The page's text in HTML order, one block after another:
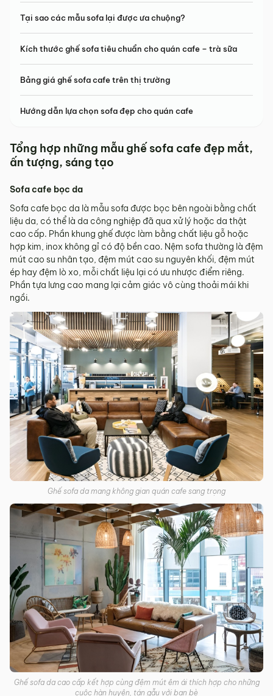
Tại sao các mẫu sofa lại được ưa chuộng?
Kích thước ghế sofa tiêu chuẩn cho quán cafe – trà sữa
Bảng giá ghế sofa cafe trên thị trường
Hướng dẫn lựa chọn sofa đẹp cho quán cafe
Tổng hợp những mẫu ghế sofa cafe đẹp mắt,
ấn tượng, sáng tạo
Sofa cafe bọc da
Sofa cafe bọc da là mẫu sofa được bọc bên ngoài bằng chất
liệu da, có thể là da công nghiệp đã qua xử lý hoặc da thật
cao cấp. Phần khung ghế được làm bằng chất liệu gỗ hoặc
hợp kim, inox không gỉ có độ bền cao. Nệm sofa thường là đệm
mút cao su nhân tạo, đệm mút cao su nguyên khối, đệm mút
ép hay đệm lò xo, mỗi chất liệu lại có ưu nhược điểm riêng.
Phần tựa lưng cao mang lại cảm giác vô cùng thoải mái khi
ngồi.
Ghế sofa da mang không gian quán cafe sang trọng
Ghế sofa da cao cấp kết hợp cùng đệm mút êm ái thích hợp cho những
cuộc hàn huyên, tán gẫu với bạn bè